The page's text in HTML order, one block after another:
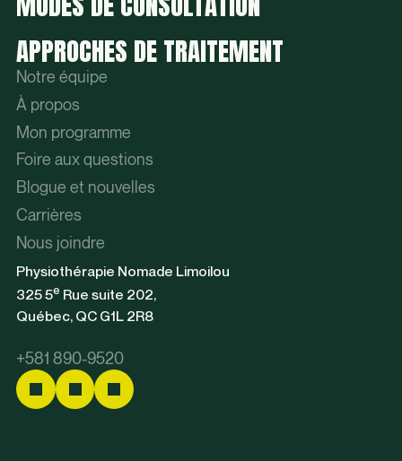
APPROCHES DE TRAITEMENT
Notre équipe
À propos
Mon programme
Foire aux questions
Blogue et nouvelles
Carrières
Nous joindre
Physiothérapie Nomade Limoilou
325 5e Rue suite 202,
Québec, QC G1L 2R8
+581 890-9520